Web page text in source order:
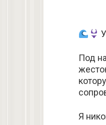
Под
Я